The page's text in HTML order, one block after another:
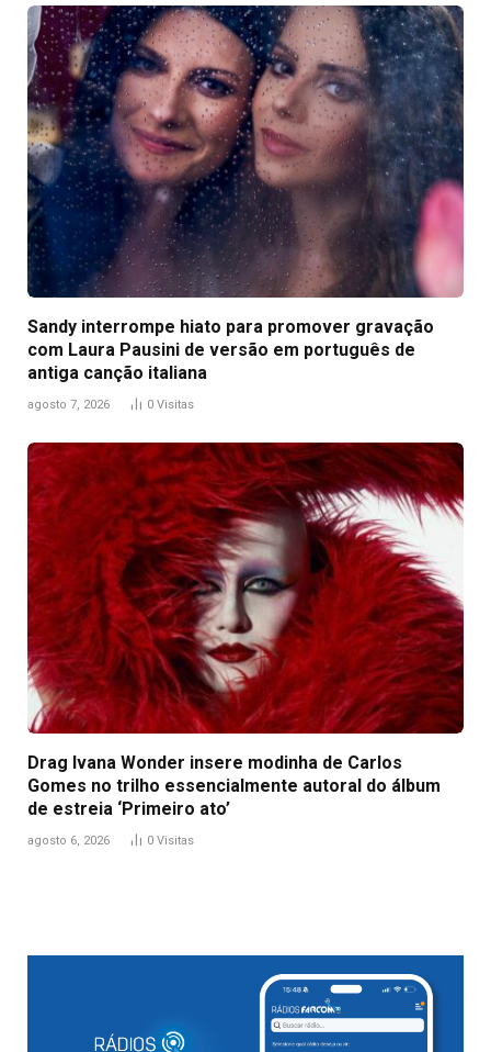
Sandy interrompe hiato para promover gravação
com Laura Pausini de versão em português de
antiga canção italiana
agosto 7, 2026 0 Visitas
Drag Ivana Wonder insere modinha de Carlos
Gomes no trilho essencialmente autoral do álbum
de estreia ‘Primeiro ato’
agosto 6, 2026 0 Visitas